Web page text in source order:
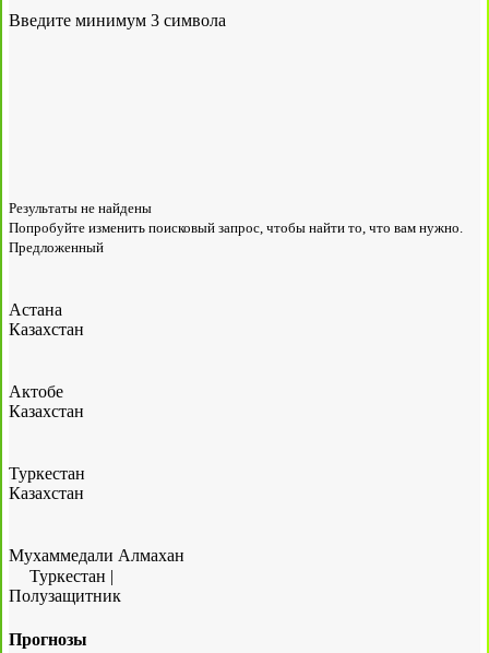
Введите минимум 3 символа
Результаты не найдены
Попробуйте изменить поисковый запрос, чтобы найти то, что вам нужно.
Предложенный
Астана
Казахстан
Актобе
Казахстан
Туркестан
Казахстан
Мухаммедали Алмахан
Туркестан |
Полузащитник
Прогнозы